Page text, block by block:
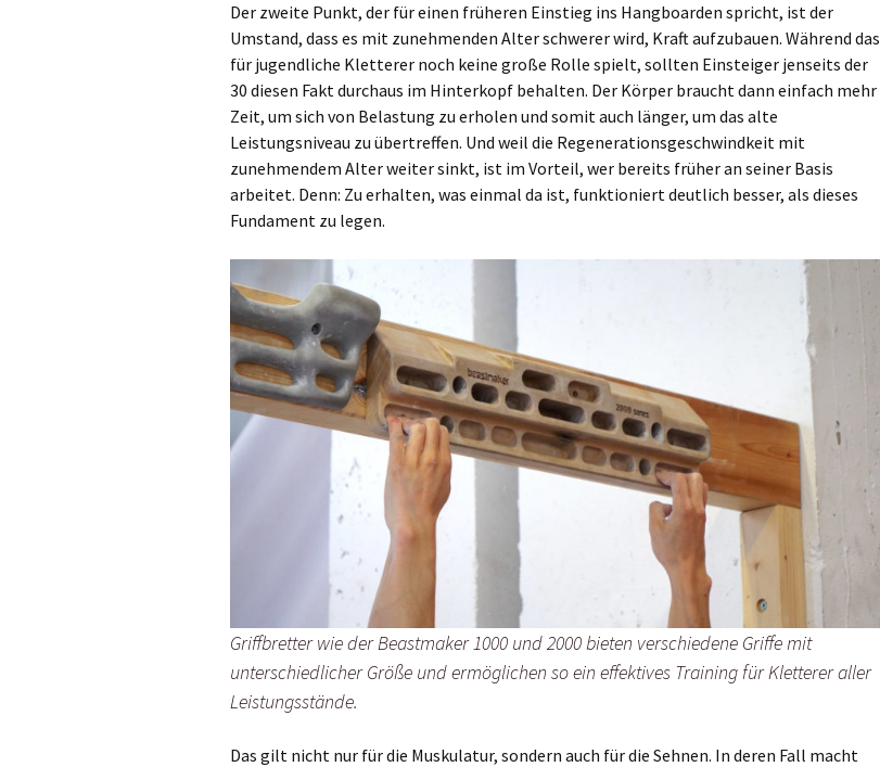
Der zweite Punkt, der für einen früheren Einstieg ins Hangboarden spricht, ist der
Umstand, dass es mit zunehmenden Alter schwerer wird, Kraft aufzubauen. Während das
für jugendliche Kletterer noch keine große Rolle spielt, sollten Einsteiger jenseits der
30 diesen Fakt durchaus im Hinterkopf behalten. Der Körper braucht dann einfach mehr
Zeit, um sich von Belastung zu erholen und somit auch länger, um das alte
Leistungsniveau zu übertreffen. Und weil die Regenerationsgeschwindkeit mit
zunehmendem Alter weiter sinkt, ist im Vorteil, wer bereits früher an seiner Basis
arbeitet. Denn: Zu erhalten, was einmal da ist, funktioniert deutlich besser, als dieses
Fundament zu legen.
Griffbretter wie der Beastmaker 1000 und 2000 bieten verschiedene Griffe mit
unterschiedlicher Größe und ermöglichen so ein effektives Training für Kletterer aller
Leistungsstände.
Das gilt nicht nur für die Muskulatur, sondern auch für die Sehnen. In deren Fall macht